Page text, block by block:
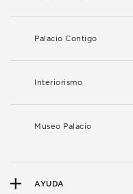
Palacio Contigo
Interiorismo
Museo Palacio
AYUDA